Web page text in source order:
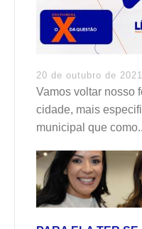
20 de outubro de
Vamos voltar nosso
cidade, mais
municipal que